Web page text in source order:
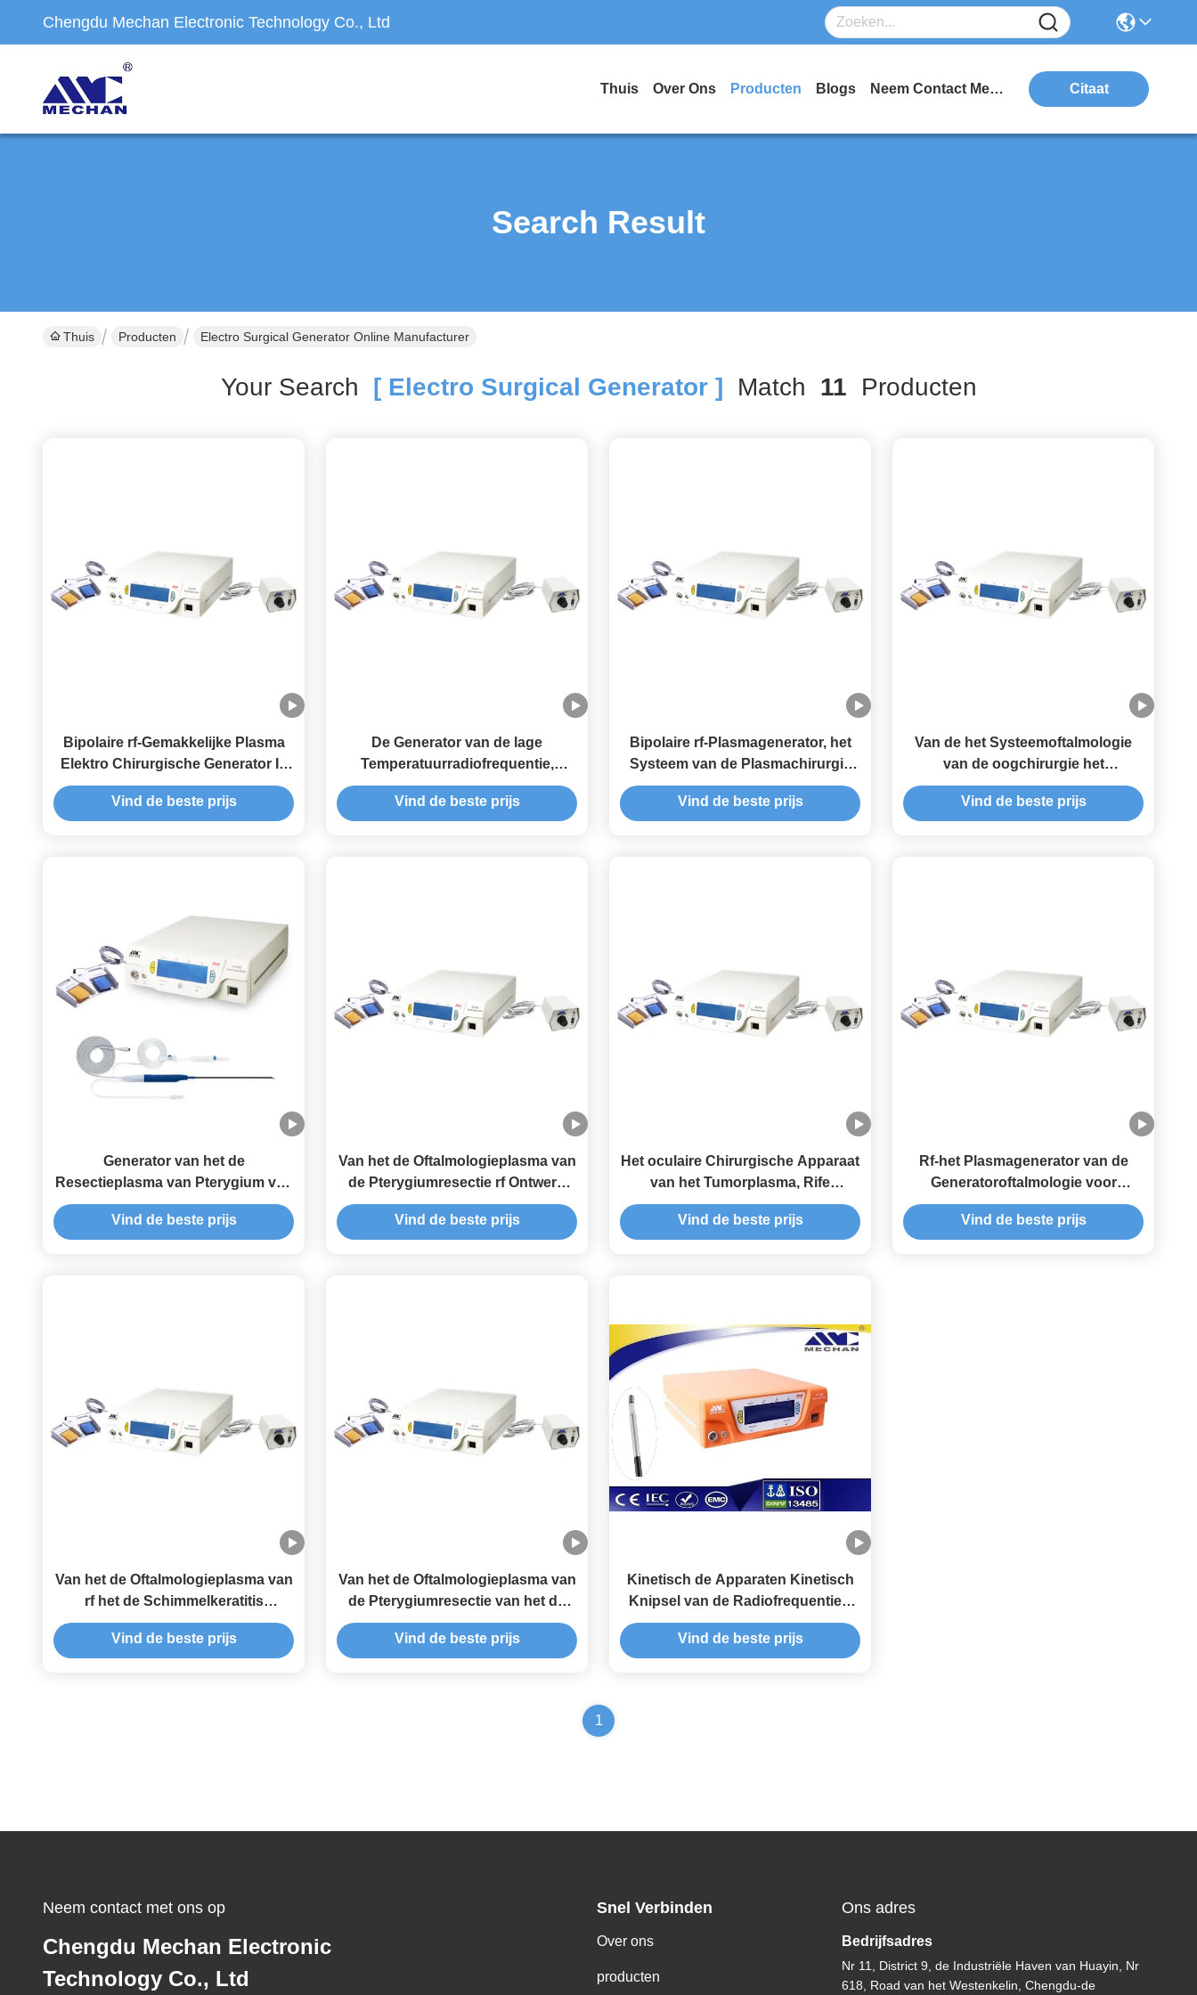
Chengdu Mechan Electronic Technology Co., Ltd
Thuis Over Ons Producten Blogs Neem Contact Met Ons Op Citaat
Search Result
Thuis Producten Electro Surgical Generator Online Manufacturer
Your Search [ Electro Surgical Generator ] Match 11 Producten
Bipolaire rf-Gemakkelijke Plasma
Elektro Chirurgische Generator In
werking gesteld voor
Schimmelkeratitis
Vind de beste prijs
De Generator van de lage
Temperatuurradiofrequentie,
Plasmagenerator voor Papilloma-
Virus
Vind de beste prijs
Bipolaire rf-Plasmagenerator, het
Systeem van de Plasmachirurgie
voor Filamentary Keratopathy
Vind de beste prijs
Van de het Systeemoftalmologie
van de oogchirurgie het
Plasmagenerator voor
Hoornvliessquamous-
Vind de beste prijs
Generator van het de
Resectieplasma van Pterygium van
de oftalmologie de Elektro
Chirurgische Eenheid
Vind de beste prijs
Van het de Oftalmologieplasma van
de Pterygiumresectie rf Ontwerp
van de de Generator het Bipolaire
Structuur
Vind de beste prijs
Het oculaire Chirurgische Apparaat
van het Tumorplasma, Rife
Uitstekende de Sondestructuur van
de Plasmagenerator
Vind de beste prijs
Rf-het Plasmagenerator van de
Generatoroftalmologie voor
Blijvende Hoornvlies Epitheliaale
Tekorten
Vind de beste prijs
Van het de Oftalmologieplasma van
rf het de Schimmelkeratitis
Generator/Apparaat zonder
Thermisch
Vind de beste prijs
Van het de Oftalmologieplasma van
de Pterygiumresectie van het de
Generatoroog de Chirurgierf
Generator
Vind de beste prijs
Kinetisch de Apparaten Kinetisch
Knipsel van de Radiofrequentierf
Ablatie voor BPH
Vind de beste prijs
1
Neem contact met ons op
Chengdu Mechan Electronic
Technology Co., Ltd
Snel Verbinden
Over ons
producten
Ons adres
Bedrijfsadres
Nr 11, District 9, de Industriële Haven van Huayin, Nr
618, Road van het Westenkelin, Chengdu-de